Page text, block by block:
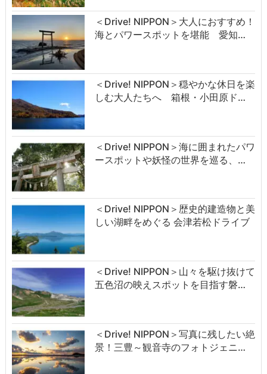
＜Drive! NIPPON＞大人におすすめ！
海とパワースポットを堪能 愛知…
＜Drive! NIPPON＞穏やかな休日を楽
しむ大人たちへ 箱根・小田原ド…
＜Drive! NIPPON＞海に囲まれたパワ
ースポットや妖怪の世界を巡る、…
＜Drive! NIPPON＞歴史的建造物と美
しい湖畔をめぐる 会津若松ドライブ
＜Drive! NIPPON＞山々を駆け抜けて
五色沼の映えスポットを目指す磐…
＜Drive! NIPPON＞写真に残したい絶
景！三豊～観音寺のフォトジェニ…